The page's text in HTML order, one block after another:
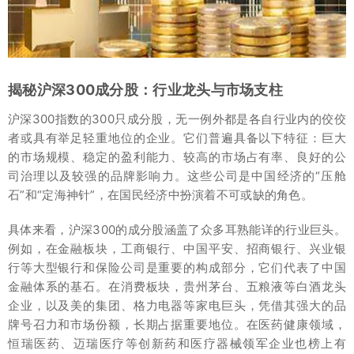
揭秘沪深300成分股：行业龙头与市场支柱
沪深300指数的300只成分股，无一例外都是各自行业内的佼佼
者或具有举足轻重地位的企业。它们普遍具备以下特征：巨大
的市场规模、稳定的盈利能力、较高的市场占有率、良好的公
司治理以及较强的品牌影响力。这些公司是中国经济的“压舱
石”和“定海神针”，在国民经济中扮演着不可或缺的角色。
具体来看，沪深300的成分股涵盖了众多耳熟能详的行业巨头。
例如，在金融板块，工商银行、中国平安、招商银行、兴业银
行等大型银行和保险公司是重要的构成部分，它们代表了中国
金融体系的基石。在消费板块，贵州茅台、五粮液等白酒龙头
企业，以及美的集团、格力电器等家电巨头，凭借其强大的品
牌号召力和市场份额，长期占据重要地位。在医药健康领域，
恒瑞医药、迈瑞医疗等创新药和医疗器械领军企业也榜上有